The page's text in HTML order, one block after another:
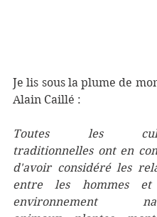
Je lis sous la plume de
Alain Caillé :
Toutes les
traditionnelles ont en
d'avoir considéré les
entre les hommes
environnement